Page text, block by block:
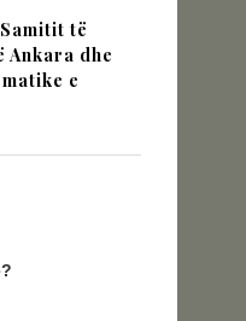
të
Ankara dhe
e